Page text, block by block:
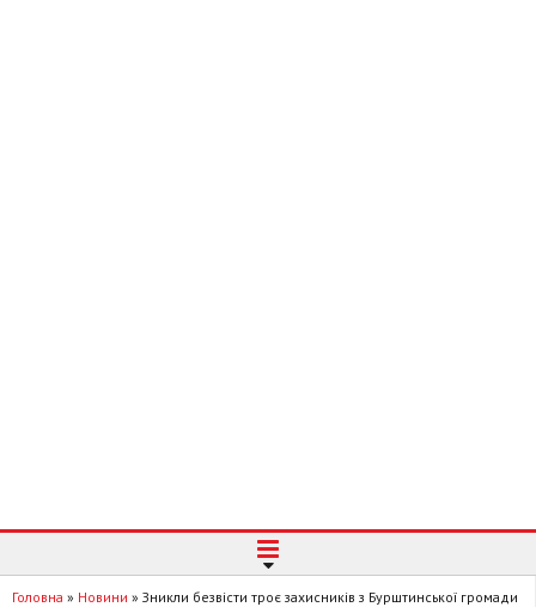
Головна » Новини » Зникли безвісти троє захисників з Бурштинської громади